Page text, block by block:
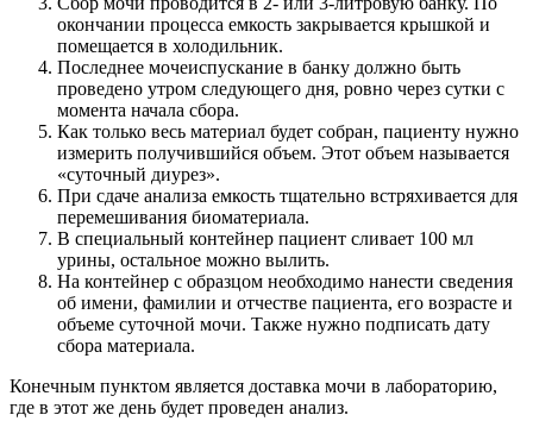
окончании процесса емкость закрывается крышкой и
помещается в холодильник.
Последнее мочеиспускание в банку должно быть
проведено утром следующего дня, ровно через сутки с
момента начала сбора.
Как только весь материал будет собран, пациенту нужно
измерить получившийся объем. Этот объем называется
«суточный диурез».
При сдаче анализа емкость тщательно встряхивается для
перемешивания биоматериала.
В специальный контейнер пациент сливает 100 мл
урины, остальное можно вылить.
На контейнер с образцом необходимо нанести сведения
об имени, фамилии и отчестве пациента, его возрасте и
объеме суточной мочи. Также нужно подписать дату
сбора материала.
Конечным пунктом является доставка мочи в лабораторию,
где в этот же день будет проведен анализ.